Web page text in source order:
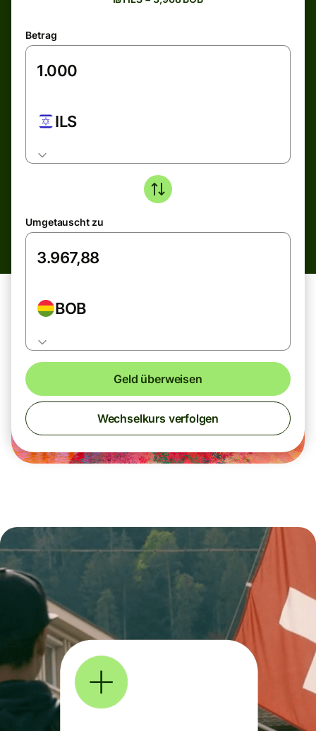
Betrag
ILS
Umgetauscht zu
BOB
Geld überweisen
Wechselkurs verfolgen